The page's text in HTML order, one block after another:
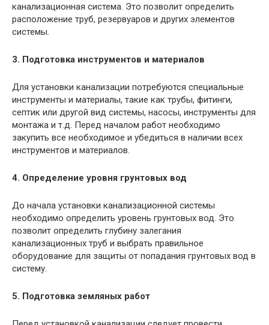
канализационная система. Это позволит определить
расположение труб, резервуаров и других элементов
системы.
3. Подготовка инструментов и материалов
Для установки канализации потребуются специальные
инструменты и материалы, такие как трубы, фитинги,
септик или другой вид системы, насосы, инструменты для
монтажа и т.д. Перед началом работ необходимо
закупить все необходимое и убедиться в наличии всех
инструментов и материалов.
4. Определение уровня грунтовых вод
До начала установки канализационной системы
необходимо определить уровень грунтовых вод. Это
позволит определить глубину залегания
канализационных труб и выбрать правильное
оборудование для защиты от попадания грунтовых вод в
систему.
5. Подготовка земляных работ